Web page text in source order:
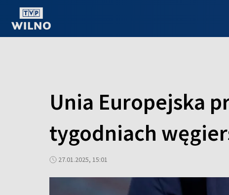
Unia Europejska
tygodniach
27.01.2025, 15:01